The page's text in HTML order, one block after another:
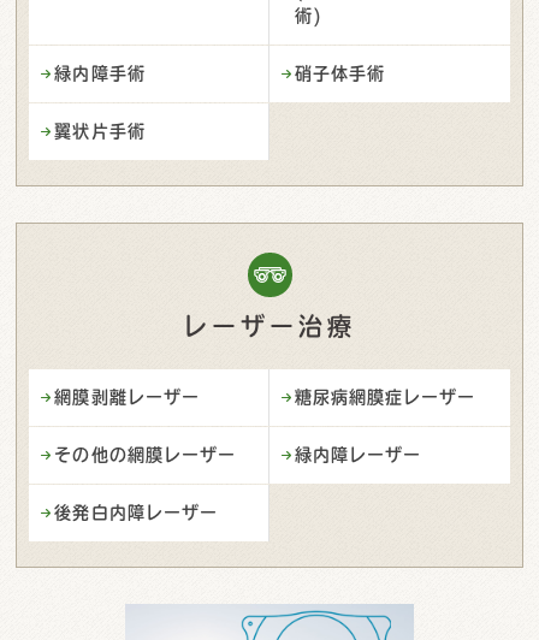
術)
緑内障手術 硝子体手術
翼状片手術
レーザー治療
網膜剥離レーザー 糖尿病網膜症レーザー
その他の網膜レーザー 緑内障レーザー
後発白内障レーザー